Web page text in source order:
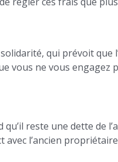
qui prévoit que
vous ne vous engagez
reste une dette de
avec l’ancien